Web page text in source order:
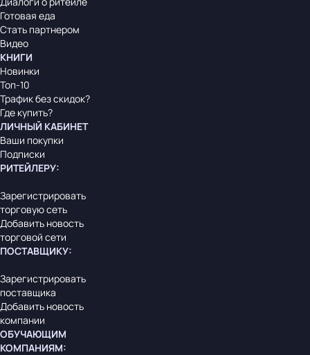
Готовая еда
Стать партнером
Видео
КНИГИ
Новинки
Топ-10
Трафик без скидок?
Где купить?
ЛИЧНЫЙ КАБИНЕТ
Ваши покупки
Подписки
РИТЕЙЛЕРУ:
Зарегистрировать
торговую сеть
Добавить новость
торговой сети
ПОСТАВЩИКУ:
Зарегистрировать
поставщика
Добавить новость
компании
ОБУЧАЮЩИМ
КОМПАНИЯМ: